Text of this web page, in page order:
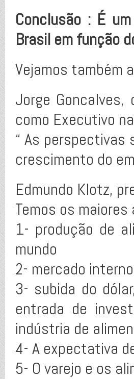
Conclusão : É
Brasil em função
Vejamos também
Jorge Goncalves,
como Executivo
“ As
crescimento do
Edmundo Klotz,
Temos os
1- produção de
mundo
2- mercado
3- subida do
entrada de
indústria de
4- A expectativa
5- O varejo e os